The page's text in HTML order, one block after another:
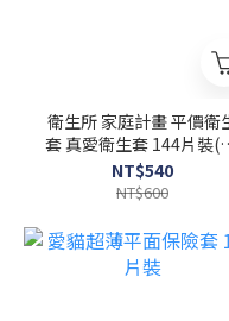
衛生所 家庭計畫 平價衛
套 真愛衛生套 144片裝
打) +潤 水性潤滑液 100ml
NT$540
NT$600